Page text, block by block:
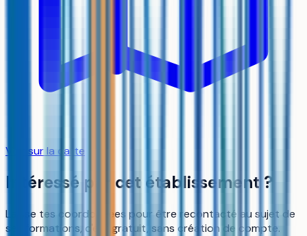
Voir sur la carte
Intéressé par cet établissement ?
Laisse tes coordonnées pour être recontacté au sujet de
ses formations, c'est gratuit, sans création de compte.